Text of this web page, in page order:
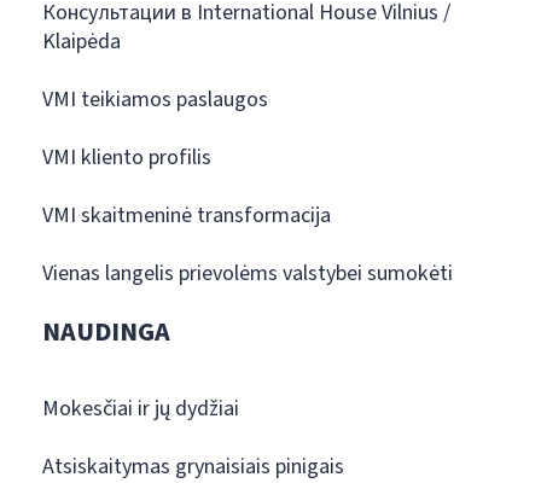
Консультации в International House Vilnius /
Klaipėda
VMI teikiamos paslaugos
VMI kliento profilis
VMI skaitmeninė transformacija
Vienas langelis prievolėms valstybei sumokėti
NAUDINGA
Mokesčiai ir jų dydžiai
Atsiskaitymas grynaisiais pinigais